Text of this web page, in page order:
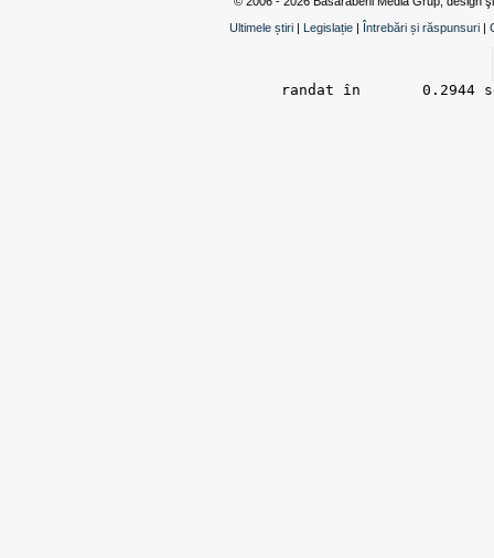
Ultimele știri | Legislație | Întrebări și răspunsuri |
randat în